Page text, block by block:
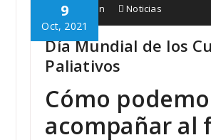
9
Oct, 2021
Babespean Noticias
Día Mundial de los
Paliativos
Cómo
acompañar al